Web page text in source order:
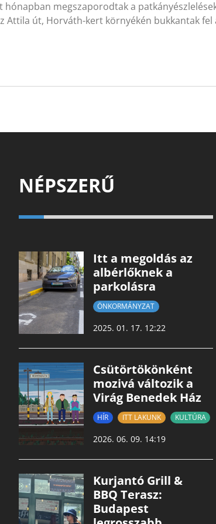
hónapban megszaporodtak a
Attila út, Horváth-kert környékén bukkantak
NÉPSZERŰ
Itt a megoldás az
albérlőknek a
parkolásra
ÖNKORMÁNYZAT
2025. 01. 17. 12:22
Csütörtökönként
mozivá változik a
Virág Benedek Ház
HÍR ITT LAKUNK KULTÚRA
2026. 06. 09. 14:19
Kurjantó Grill &
BBQ Terasz:
Budapest